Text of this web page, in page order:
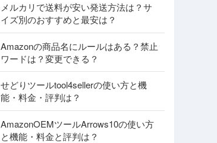
メルカリで送料が安い発送方法は？サ
イズ別のおすすめと最安は？
Amazonの商品名にルールはある？禁止
ワードは？変更できる？
せどりツールtool4sellerの使い方と機
能・料金・評判は？
AmazonOEMツールArrows10の使い方
と機能・料金と評判は？